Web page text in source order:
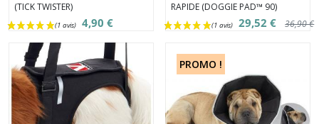
(TICK TWISTER)
4,90 €
RAPIDE (DOGGIE PAD™ 90)
29,52 € 36,90 €
PROMO !